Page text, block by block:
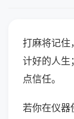
打麻将记住
计好的人生
点信任。
若你在仪器